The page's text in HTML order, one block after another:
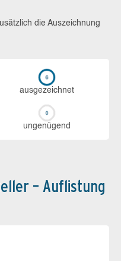
die Auszeichnung
aus­ge­zeich­net
un­ge­nü­gend
– Auflistung